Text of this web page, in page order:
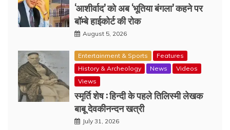
‘आशीर्वाद’ को अब ‘भूतिया बंगला’ कहने पर
बॉम्बे हाईकोर्ट की रोक
August 5, 2026
Entertainment & Sports
Features
History & Archeology
News
Videos
Views
स्मृर्ति शेष : हिन्दी के पहले तिलिस्मी लेखक
बाबू देवकीनन्दन खत्री
July 31, 2026